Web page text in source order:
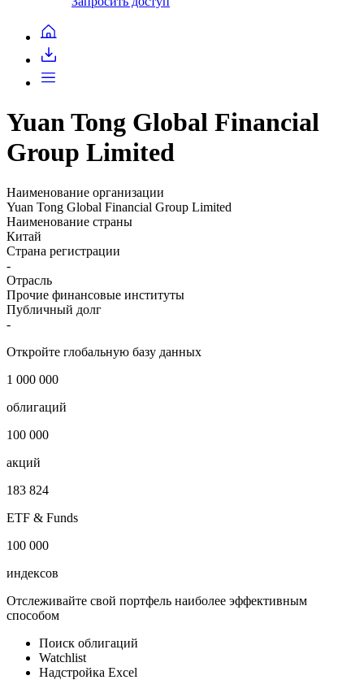
Yuan Tong Global Financial
Group Limited
Наименование организации
Yuan Tong Global Financial Group Limited
Наименование страны
Китай
Страна регистрации
-
Отрасль
Прочие финансовые институты
Публичный долг
-
Откройте глобальную базу данных
1 000 000
облигаций
100 000
акций
183 824
ETF & Funds
100 000
индексов
Отслеживайте свой портфель наиболее эффективным
способом
Поиск облигаций
Watchlist
Надстройка Excel